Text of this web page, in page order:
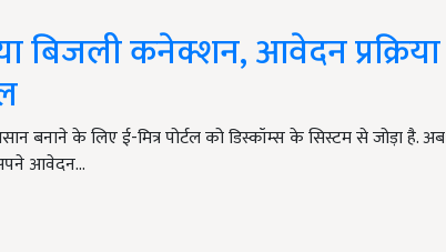
बिजली कनेक्शन, आवेदन प्रक्रिया
बनाने के लिए ई-मित्र पोर्टल को डिस्कॉम्स के सिस्टम से जोड़ा है. अब
आवेदन…